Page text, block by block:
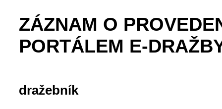
ZÁZNAM O
PORTÁLEM E-
dražebník